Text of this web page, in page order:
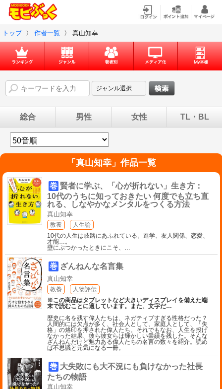
トップ 〉 作者一覧 〉 真山知幸
総合 男性 女性 TL・BL
「 真山知幸」作品一覧
巻 賢者に学ぶ、「心が折れない」生き方：
10代のうちに知っておきたい 何度でも立ち直
れる、しなやかなメンタルをつくる方法
真山知幸
教養
人生論
10代の人生は岐路にあふれている。進学、友人関係、恋愛、
才能…。
壁にぶつかったときにこそ、 …
巻 ざんねんな名言集
真山知幸
教養
人物評伝
※この商品はタブレットなど大きいディスプレイを備えた端
末で読むことに適しています。また、文字だ…
歴史に名を残す偉人たちは、ネガティブすぎる性格だった？
人間的には欠点が多く、社会人として、家庭人として、「失
格」の烙印を押された偉人たち。それでもなお、人生を投げ
なかった結果、彼ら彼女らは輝かしい業績を残した。そんな
ざんねんだけど魅力ある偉人たちの名言の数々を紹介。読め
ば不思議と元気になる一冊。
巻 大失敗にも大不況にも負けなかった社長
たちの物語
真山知幸